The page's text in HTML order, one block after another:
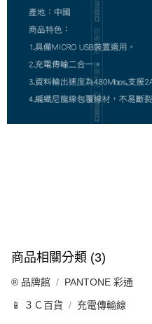
商品相關分類 (3)
®️ 品牌館 PANTONE 彩通
📱 ３Ｃ百貨 充電傳輸線